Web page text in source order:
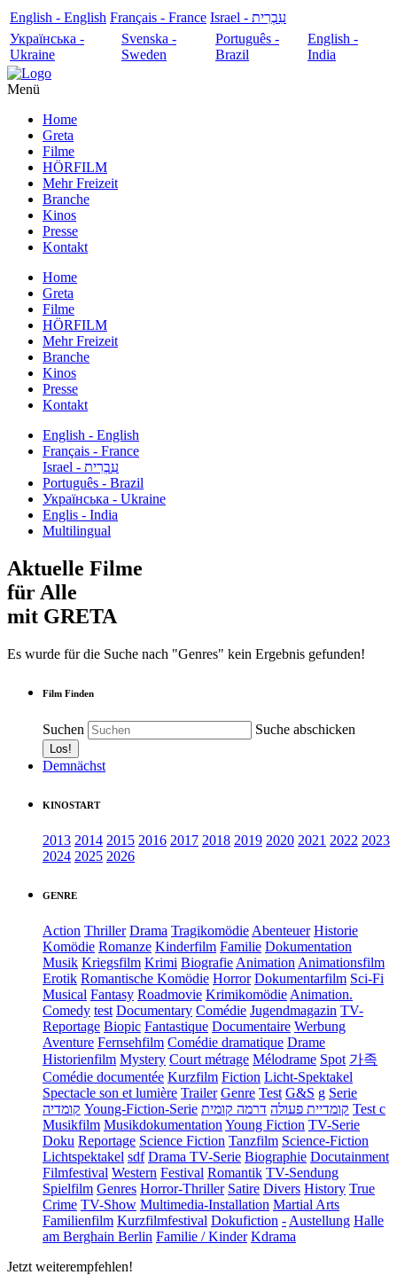
English - English Français - France
עִבְרִית - Israel
Українська -
Ukraine
Svenska -
Sweden
Português -
Brazil
English -
India
Menü
Home
Greta
Filme
HÖRFILM
Mehr Freizeit
Branche
Kinos
Presse
Kontakt
Home
Greta
Filme
HÖRFILM
Mehr Freizeit
Branche
Kinos
Presse
Kontakt
English - English
Français - France
עִבְרִית - Israel
Português - Brazil
Українська - Ukraine
Englis - India
Multilingual
Aktuelle Filme
für Alle
mit GRETA
Es wurde für die Suche nach "Genres" kein Ergebnis gefunden!
Film Finden
Suchen Suche abschicken
Demnächst
KINOSTART
2013 2014 2015 2016 2017 2018 2019 2020 2021 2022 2023
2024 2025 2026
GENRE
Action Thriller Drama Tragikomödie Abenteuer Historie
Komödie Romanze Kinderfilm Familie Dokumentation
Musik Kriegsfilm Krimi Biografie Animation Animationsfilm
Erotik Romantische Komödie Horror Dokumentarfilm Sci-Fi
Musical Fantasy Roadmovie Krimikomödie Animation.
Comedy test Documentary Comédie Jugendmagazin TV-
Reportage Biopic Fantastique Documentaire Werbung
Aventure Fernsehfilm Comédie dramatique Drame
Historienfilm Mystery Court métrage Mélodrame Spot 가족
Comédie documentée Kurzfilm Fiction Licht-Spektakel
Spectacle son et lumière Trailer Genre Test G&S g Serie
קומדיה Young-Fiction-Serie קומדיית פעולה דרמה קומית
Test c
Musikfilm Musikdokumentation Young Fiction TV-Serie
Doku Reportage Science Fiction Tanzfilm Science-Fiction
Lichtspektakel sdf Drama TV-Serie Biographie Docutainment
Filmfestival Western Festival Romantik TV-Sendung
Spielfilm Genres Horror-Thriller Satire Divers History True
Crime TV-Show Multimedia-Installation Martial Arts
Familienfilm Kurzfilmfestival Dokufiction - Austellung Halle
am Berghain Berlin Familie / Kinder Kdrama
Jetzt weiterempfehlen!